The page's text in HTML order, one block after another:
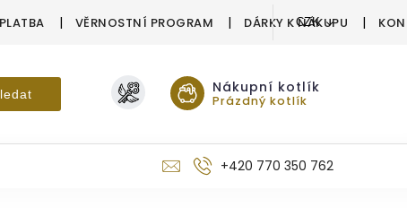
VĚRNOSTNÍ PROGRAM DÁRKY K NÁKUPU
CZK
Nákupní kotlík
Prázdný kotlík
+420 770 350 762